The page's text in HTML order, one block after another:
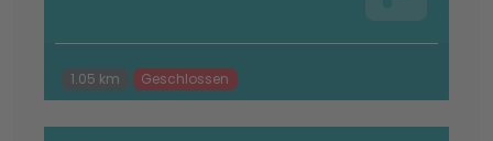
1.05 km Geschlossen